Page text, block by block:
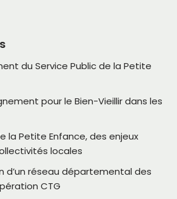
du Service Public de la Petite
pour le Bien-Vieillir dans les
la Petite Enfance, des enjeux
locales
d’un réseau départemental des
CTG